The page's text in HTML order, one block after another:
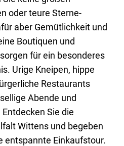
oder teure Sterne-
aber Gemütlichkeit und
Boutiquen und
für ein besonderes
Urige Kneipen, hippe
Restaurants
Abende und
Entdecken Sie die
Wittens und begeben
entspannte Einkaufstour.